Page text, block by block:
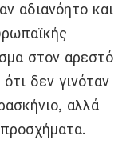
αδιανόητο και
στον αρεστό
δεν γινόταν
αλλά